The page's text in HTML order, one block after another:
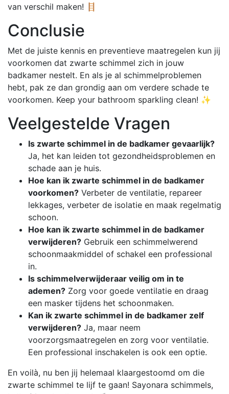
van verschil maken! 🪜
Conclusie
Met de juiste kennis en preventieve maatregelen kun jij
voorkomen dat zwarte schimmel zich in jouw
badkamer nestelt. En als je al schimmelproblemen
hebt, pak ze dan grondig aan om verdere schade te
voorkomen. Keep your bathroom sparkling clean! ✨
Veelgestelde Vragen
Is zwarte schimmel in de badkamer gevaarlijk?
Ja, het kan leiden tot gezondheidsproblemen en
schade aan je huis.
Hoe kan ik zwarte schimmel in de badkamer
voorkomen? Verbeter de ventilatie, repareer
lekkages, verbeter de isolatie en maak regelmatig
schoon.
Hoe kan ik zwarte schimmel in de badkamer
verwijderen? Gebruik een schimmelwerend
schoonmaakmiddel of schakel een professional
in.
Is schimmelverwijderaar veilig om in te
ademen? Zorg voor goede ventilatie en draag
een masker tijdens het schoonmaken.
Kan ik zwarte schimmel in de badkamer zelf
verwijderen? Ja, maar neem
voorzorgsmaatregelen en zorg voor ventilatie.
Een professional inschakelen is ook een optie.
En voilà, nu ben jij helemaal klaargestoomd om die
zwarte schimmel te lijf te gaan! Sayonara schimmels,